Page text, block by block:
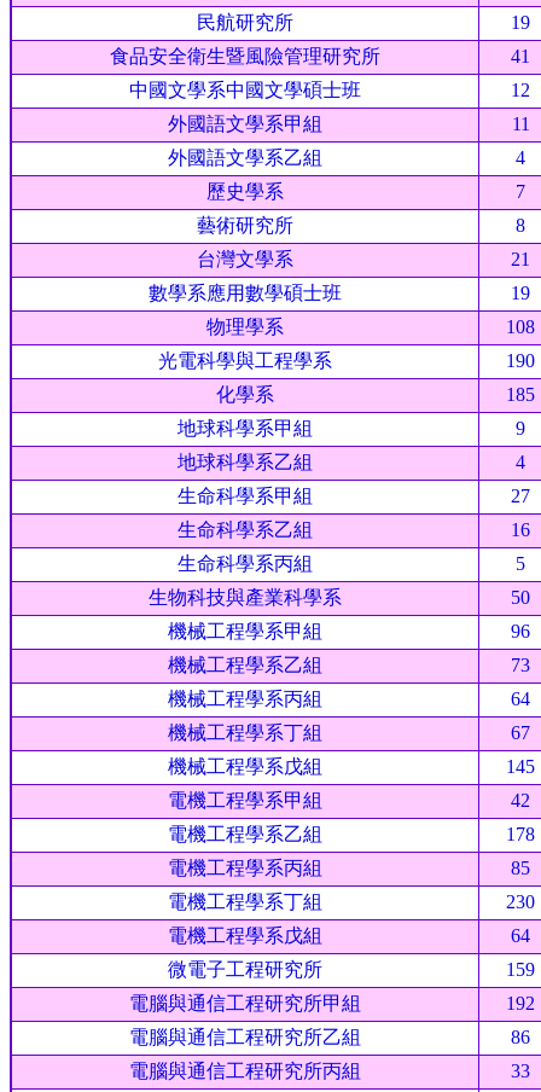
民航研究所
19
食品安全衛生暨風險管理研究所
41
中國文學系中國文學碩士班
12
外國語文學系甲組
11
外國語文學系乙組
4
歷史學系
7
藝術研究所
8
台灣文學系
21
數學系應用數學碩士班
19
物理學系
108
光電科學與工程學系
190
化學系
185
地球科學系甲組
9
地球科學系乙組
4
生命科學系甲組
27
生命科學系乙組
16
生命科學系丙組
5
生物科技與產業科學系
50
機械工程學系甲組
96
機械工程學系乙組
73
機械工程學系丙組
64
機械工程學系丁組
67
機械工程學系戊組
145
電機工程學系甲組
42
電機工程學系乙組
178
電機工程學系丙組
85
電機工程學系丁組
230
電機工程學系戊組
64
微電子工程研究所
159
電腦與通信工程研究所甲組
192
電腦與通信工程研究所乙組
86
電腦與通信工程研究所丙組
33